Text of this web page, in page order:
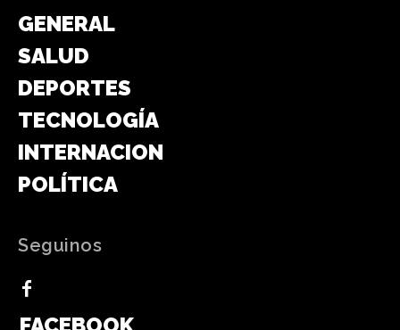
GENERAL
SALUD
DEPORTES
TECNOLOGÍA
INTERNACIONAL
POLÍTICA
Seguinos